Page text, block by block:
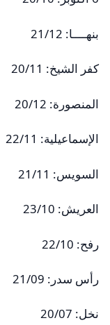
بنهــــا: 21/12
كفر الشيخ: 20/11
المنصورة: 20/12
الإسماعيلية: 22/11
السويس: 21/11
العريش: 23/10
رفح: 22/10
رأس سدر: 21/09
نخل: 20/07